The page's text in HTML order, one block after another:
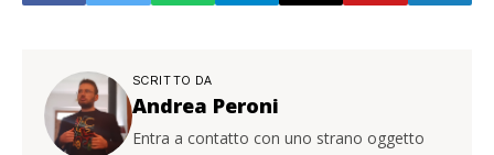
SCRITTO DA
Andrea Peroni
Entra a contatto con uno strano oggetto